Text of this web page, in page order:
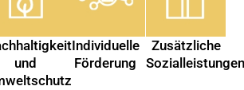
und
Individuelle
Förderung
Zusätzliche
Sozialleistungen